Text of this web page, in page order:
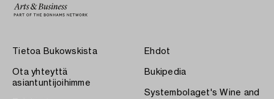
Tietoa Bukowskista
Ota yhteyttä
asiantuntijoihimme
Ehdot
Bukipedia
Systembolaget's Wine and